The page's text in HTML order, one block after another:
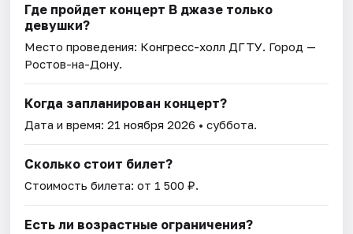
Где пройдет концерт В джазе только
девушки?
Место проведения: Конгресс-холл ДГТУ. Город —
Ростов-на-Дону.
Когда запланирован концерт?
Дата и время:21 ноября 2026 • суббота.
Сколько стоит билет?
Стоимость билета: от 1 500 ₽.
Есть ли возрастные ограничения?